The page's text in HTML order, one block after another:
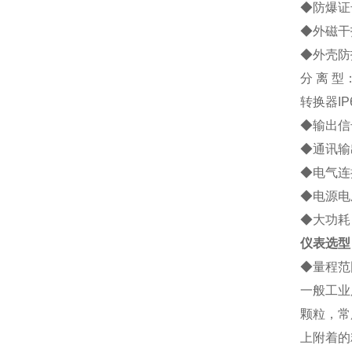
◆防爆证
◆外磁干
◆外壳防
分 离 型
转换器
◆输出信
◆通讯输
◆电气连
◆电源电
◆大功耗
仪表选型
◆量程
一般工
颗粒，
上附着